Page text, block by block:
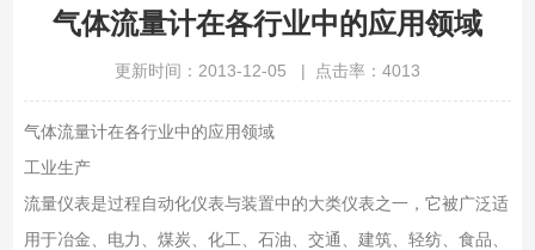
气体流量计在各行业中的应用领域
更新时间：2013-12-05 | 点击率：4013
气体流量计在各行业中的应用领域
工业生产
流量仪表是过程自动化仪表与装置中的大类仪表之一，它被广泛适
用于冶金、电力、煤炭、化工、石油、交通、建筑、轻纺、食品、